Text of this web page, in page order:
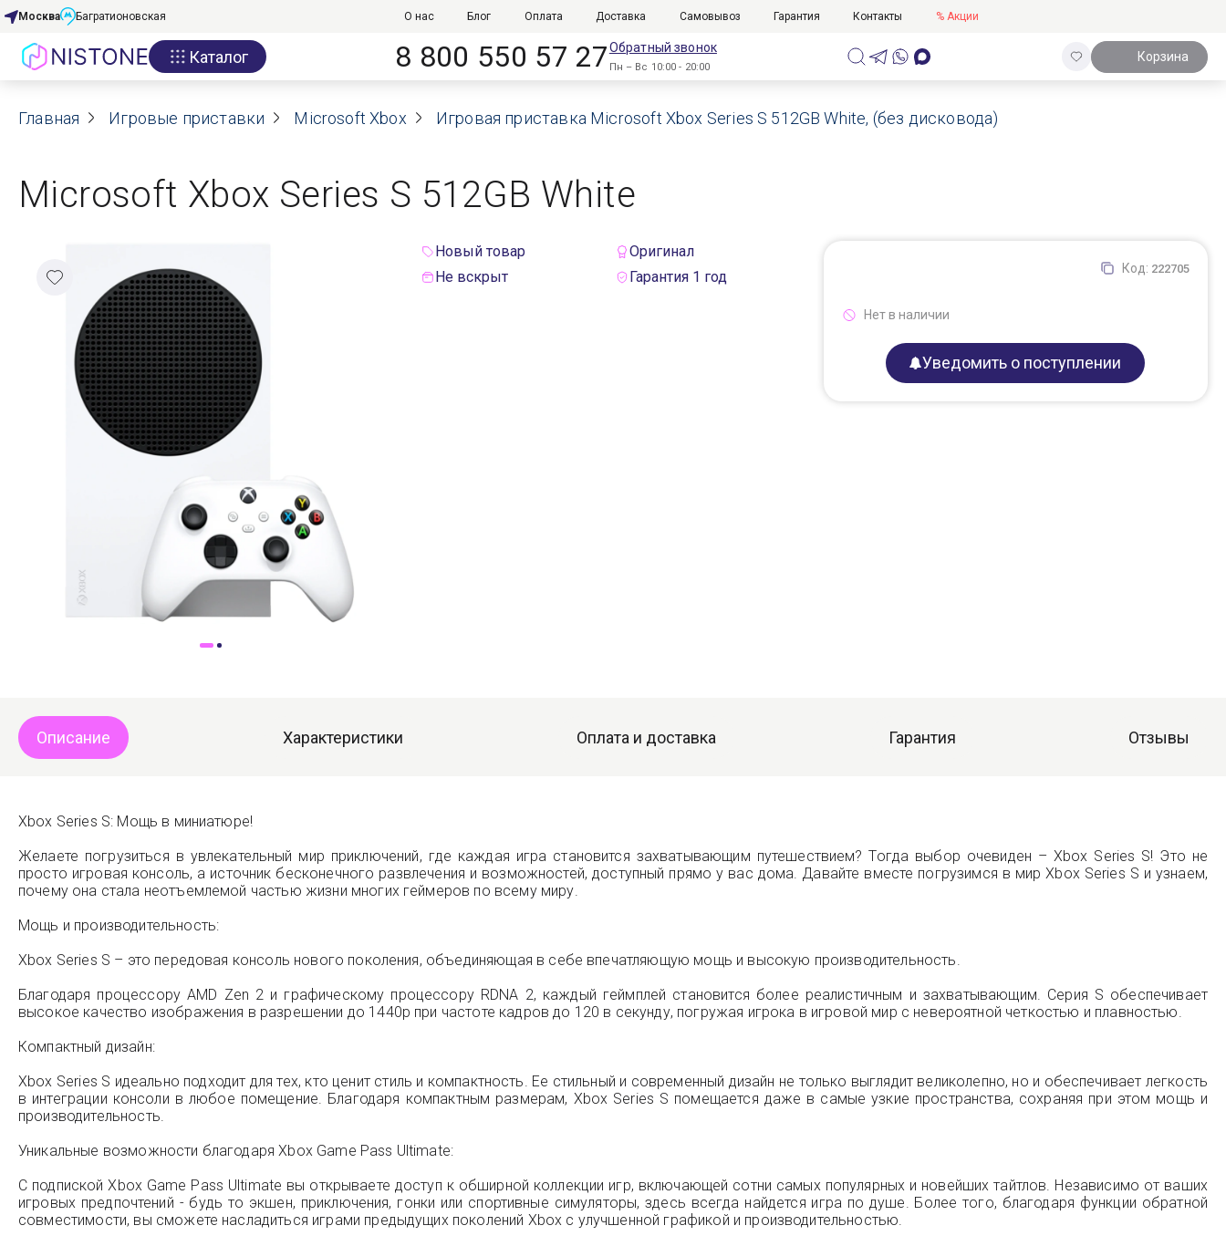
Акции
О нас
Контакты
Гарантия
Оплата
Доставка
Москва Багратионовская О нас Блог Оплата Доставка Самовывоз Гарантия Контакты % Акции
Каталог 8 800 550 57 27Обратный звонок
Пн – Вс 10:00 - 20:00
Корзина
Главная Игровые приставки Microsoft Xbox Игровая приставка Microsoft Xbox Series S 512GB White, (без дисковода)
Microsoft Xbox Series S 512GB White
Новый товар
Оригинал
Не вскрыт
Гарантия 1 год Код: 222705
Нет в наличии
Уведомить о поступлении
Описание Характеристики Оплата и доставка Гарантия Отзывы
Xbox Series S: Мощь в миниатюре!
Желаете погрузиться в увлекательный мир приключений, где каждая игра становится захватывающим путешествием? Тогда выбор очевиден – Xbox Series S! Это не
просто игровая консоль, а источник бесконечного развлечения и возможностей, доступный прямо у вас дома. Давайте вместе погрузимся в мир Xbox Series S и узнаем,
почему она стала неотъемлемой частью жизни многих геймеров по всему миру.
Мощь и производительность:
Xbox Series S – это передовая консоль нового поколения, объединяющая в себе впечатляющую мощь и высокую производительность.
Благодаря процессору AMD Zen 2 и графическому процессору RDNA 2, каждый геймплей становится более реалистичным и захватывающим. Серия S обеспечивает
высокое качество изображения в разрешении до 1440p при частоте кадров до 120 в секунду, погружая игрока в игровой мир с невероятной четкостью и плавностью.
Компактный дизайн:
Xbox Series S идеально подходит для тех, кто ценит стиль и компактность. Ее стильный и современный дизайн не только выглядит великолепно, но и обеспечивает легкость
в интеграции консоли в любое помещение. Благодаря компактным размерам, Xbox Series S помещается даже в самые узкие пространства, сохраняя при этом мощь и
производительность.
Уникальные возможности благодаря Xbox Game Pass Ultimate:
С подпиской Xbox Game Pass Ultimate вы открываете доступ к обширной коллекции игр, включающей сотни самых популярных и новейших тайтлов. Независимо от ваших
игровых предпочтений - будь то экшен, приключения, гонки или спортивные симуляторы, здесь всегда найдется игра по душе. Более того, благодаря функции обратной
совместимости, вы сможете насладиться играми предыдущих поколений Xbox с улучшенной графикой и производительностью.